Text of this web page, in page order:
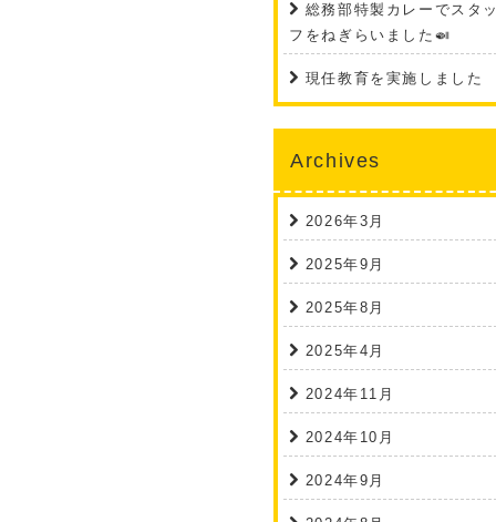
総務部特製カレーでスタッ
フをねぎらいました🍛
現任教育を実施しました
Archives
2026年3月
2025年9月
2025年8月
2025年4月
2024年11月
2024年10月
2024年9月